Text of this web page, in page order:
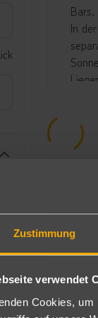
Zustimmung
verwendet
Cookies,
In